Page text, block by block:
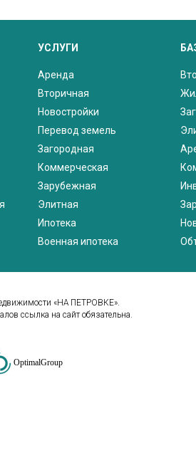
УСЛУГИ
Аренда
Вторичная
Новостройки
Перевод земель
Загородная
Коммерческая
Зарубежная
Элитная
Ипотека
Военная ипотека
«НА ПЕТРОВКЕ».
ссылка на сайт обязательна.
OptimalGroup